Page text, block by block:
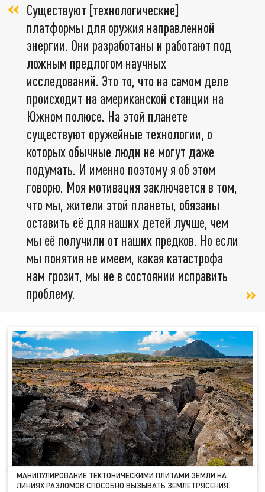
Существуют [технологические]
платформы для оружия направленной
энергии. Они разработаны и работают под
ложным предлогом научных
исследований. Это то, что на самом деле
происходит на американской станции на
Южном полюсе. На этой планете
существуют оружейные технологии, о
которых обычные люди не могут даже
подумать. И именно поэтому я об этом
говорю. Моя мотивация заключается в том,
что мы, жители этой планеты, обязаны
оставить её для наших детей лучше, чем
мы её получили от наших предков. Но если
мы понятия не имеем, какая катастрофа
нам грозит, мы не в состоянии исправить
проблему.
МАНИПУЛИРОВАНИЕ ТЕКТОНИЧЕСКИМИ ПЛИТАМИ ЗЕМЛИ НА
ЛИНИЯХ РАЗЛОМОВ СПОСОБНО ВЫЗЫВАТЬ ЗЕМЛЕТРЯСЕНИЯ.